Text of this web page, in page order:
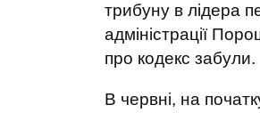
трибуну в лідера
адміністрації
про кодекс забули.
В червні, на